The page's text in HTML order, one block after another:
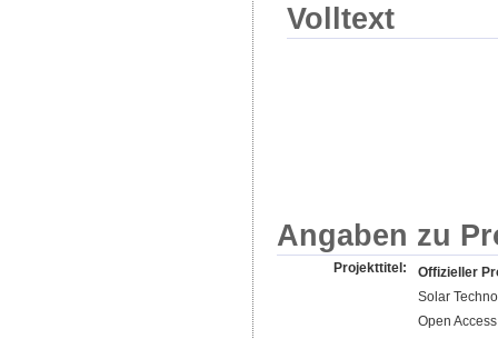
Volltext
Angaben zu
Projekttitel:
Offizieller
Solar
Open